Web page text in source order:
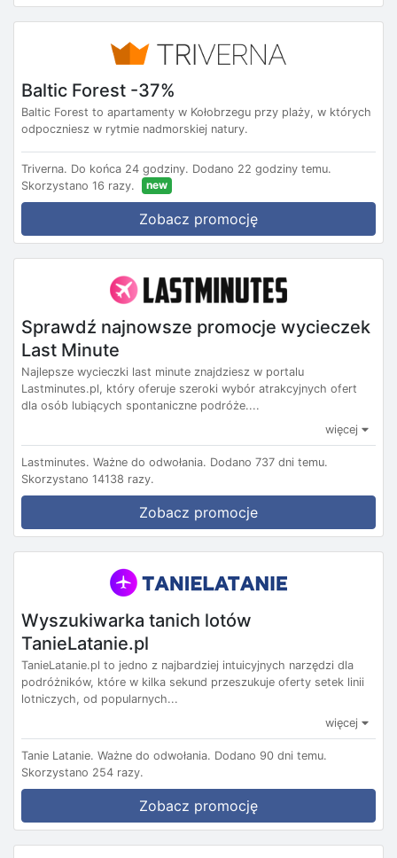
Baltic Forest -37%
Baltic Forest to apartamenty w Kołobrzegu przy plaży, w których
odpoczniesz w rytmie nadmorskiej natury.
Triverna. Do końca 24 godziny. Dodano 22 godziny temu.
Skorzystano 16 razy.
new
Zobacz promocję
Sprawdź najnowsze promocje wycieczek
Last Minute
Najlepsze wycieczki last minute znajdziesz w portalu
Lastminutes.pl, który oferuje szeroki wybór atrakcyjnych ofert
dla osób lubiących spontaniczne podróże....
więcej
Lastminutes. Ważne do odwołania. Dodano 737 dni temu.
Skorzystano 14138 razy.
Zobacz promocje
Wyszukiwarka tanich lotów
TanieLatanie.pl
TanieLatanie.pl to jedno z najbardziej intuicyjnych narzędzi dla
podróżników, które w kilka sekund przeszukuje oferty setek linii
lotniczych, od popularnych...
więcej
Tanie Latanie. Ważne do odwołania. Dodano 90 dni temu.
Skorzystano 254 razy.
Zobacz promocję